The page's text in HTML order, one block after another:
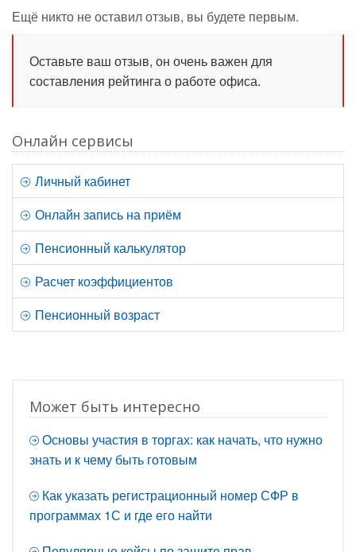
Ещё никто не оставил отзыв, вы будете первым.
Оставьте ваш отзыв, он очень важен для
составления рейтинга о работе офиса.
Онлайн сервисы
Личный кабинет
Онлайн запись на приём
Пенсионный калькулятор
Расчет коэффициентов
Пенсионный возраст
Может быть интересно
Основы участия в торгах: как начать, что нужно
знать и к чему быть готовым
Как указать регистрационный номер СФР в
программах 1С и где его найти